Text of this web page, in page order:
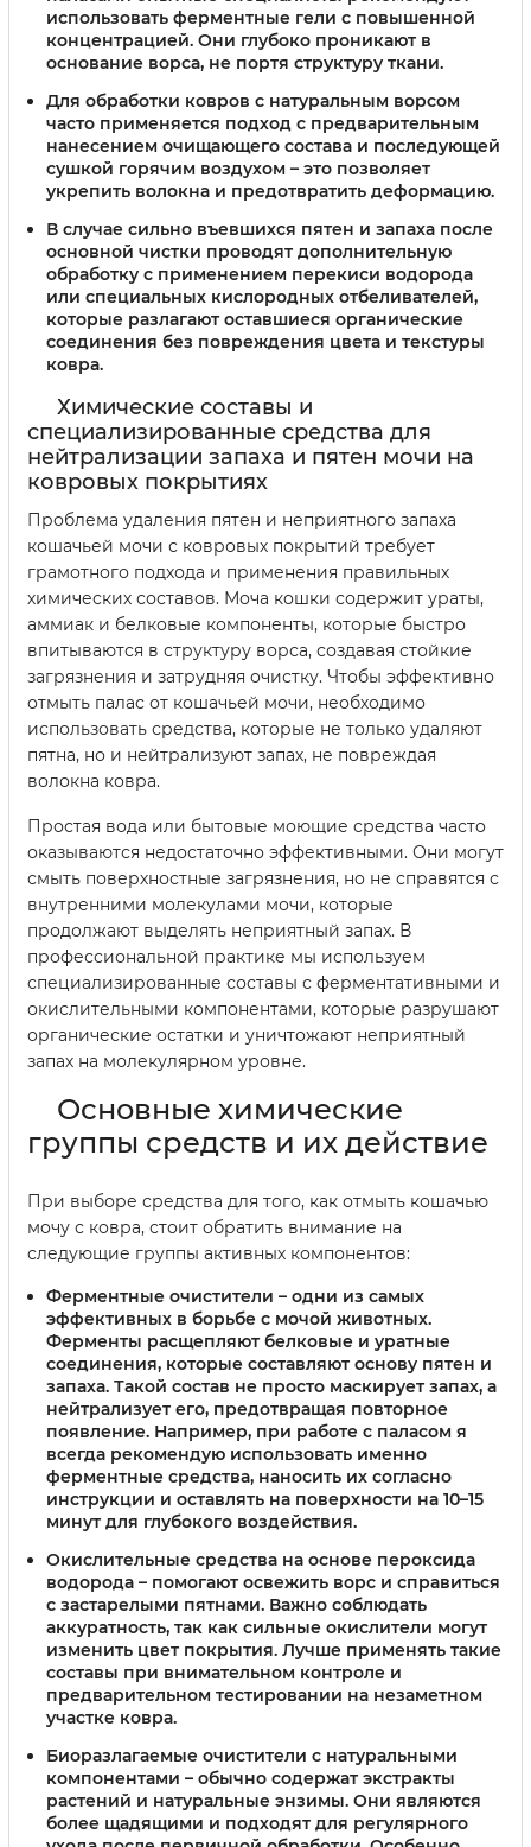
использовать ферментные гели с повышенной
концентрацией. Они глубоко проникают в
основание ворса, не портя структуру ткани.
Для обработки ковров с натуральным ворсом
часто применяется подход с предварительным
нанесением очищающего состава и последующей
сушкой горячим воздухом – это позволяет
укрепить волокна и предотвратить деформацию.
В случае сильно въевшихся пятен и запаха после
основной чистки проводят дополнительную
обработку с применением перекиси водорода
или специальных кислородных отбеливателей,
которые разлагают оставшиеся органические
соединения без повреждения цвета и текстуры
ковра.
Химические составы и
специализированные средства для
нейтрализации запаха и пятен мочи на
ковровых покрытиях
Проблема удаления пятен и неприятного запаха
кошачьей мочи с ковровых покрытий требует
грамотного подхода и применения правильных
химических составов. Моча кошки содержит ураты,
аммиак и белковые компоненты, которые быстро
впитываются в структуру ворса, создавая стойкие
загрязнения и затрудняя очистку. Чтобы эффективно
отмыть палас от кошачьей мочи, необходимо
использовать средства, которые не только удаляют
пятна, но и нейтрализуют запах, не повреждая
волокна ковра.
Простая вода или бытовые моющие средства часто
оказываются недостаточно эффективными. Они могут
смыть поверхностные загрязнения, но не справятся с
внутренними молекулами мочи, которые
продолжают выделять неприятный запах. В
профессиональной практике мы используем
специализированные составы с ферментативными и
окислительными компонентами, которые разрушают
органические остатки и уничтожают неприятный
запах на молекулярном уровне.
Основные химические
группы средств и их действие
При выборе средства для того, как отмыть кошачью
мочу с ковра, стоит обратить внимание на
следующие группы активных компонентов:
Ферментные очистители – одни из самых
эффективных в борьбе с мочой животных.
Ферменты расщепляют белковые и уратные
соединения, которые составляют основу пятен и
запаха. Такой состав не просто маскирует запах, а
нейтрализует его, предотвращая повторное
появление. Например, при работе с паласом я
всегда рекомендую использовать именно
ферментные средства, наносить их согласно
инструкции и оставлять на поверхности на 10–15
минут для глубокого воздействия.
Окислительные средства на основе пероксида
водорода – помогают освежить ворс и справиться
с застарелыми пятнами. Важно соблюдать
аккуратность, так как сильные окислители могут
изменить цвет покрытия. Лучше применять такие
составы при внимательном контроле и
предварительном тестировании на незаметном
участке ковра.
Биоразлагаемые очистители с натуральными
компонентами – обычно содержат экстракты
растений и натуральные энзимы. Они являются
более щадящими и подходят для регулярного